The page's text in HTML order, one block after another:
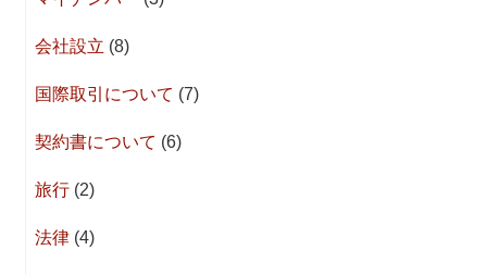
会社設立 (8)
国際取引について (7)
契約書について (6)
旅行 (2)
法律 (4)